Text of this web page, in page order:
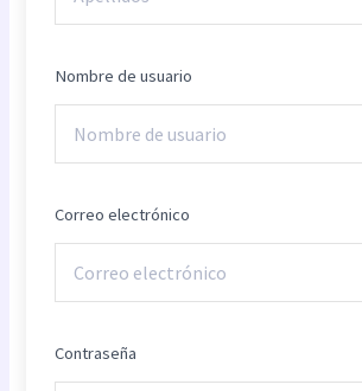
Nombre de usuario
Correo electrónico
Contraseña